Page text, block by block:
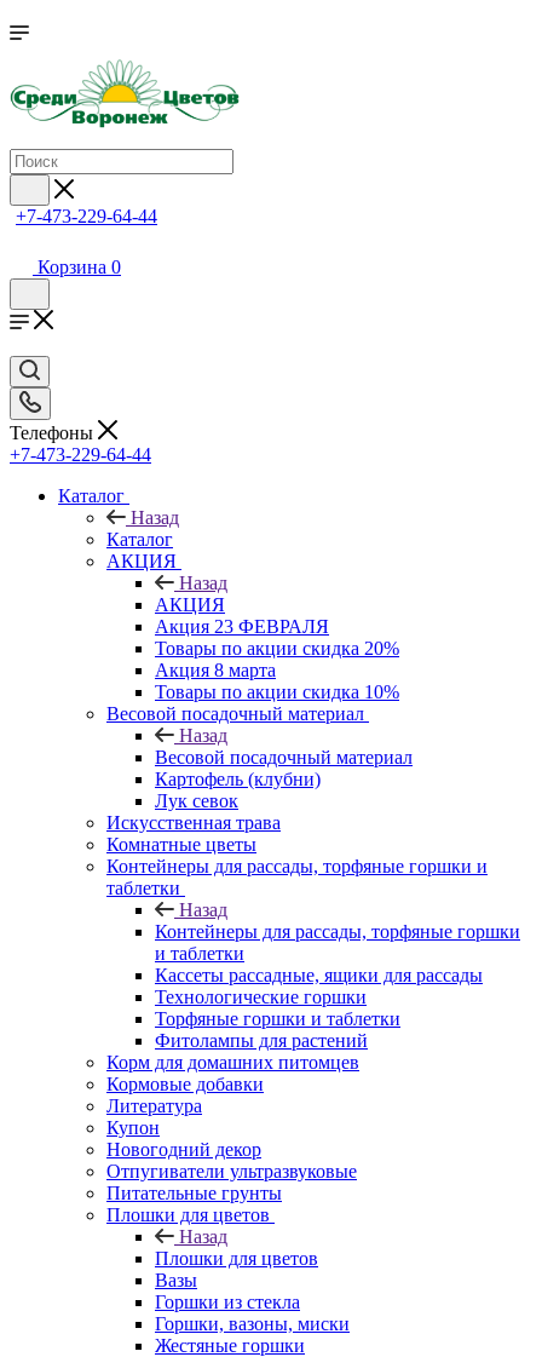
+7-473-229-64-44
Корзина 0
Телефоны
+7-473-229-64-44
Каталог
Назад
Каталог
АКЦИЯ
Назад
АКЦИЯ
Акция 23 ФЕВРАЛЯ
Товары по акции скидка 20%
Акция 8 марта
Товары по акции скидка 10%
Весовой посадочный материал
Назад
Весовой посадочный материал
Картофель (клубни)
Лук севок
Искусственная трава
Комнатные цветы
Контейнеры для рассады, торфяные горшки и
таблетки
Назад
Контейнеры для рассады, торфяные горшки
и таблетки
Кассеты рассадные, ящики для рассады
Технологические горшки
Торфяные горшки и таблетки
Фитолампы для растений
Корм для домашних питомцев
Кормовые добавки
Литература
Купон
Новогодний декор
Отпугиватели ультразвуковые
Питательные грунты
Плошки для цветов
Назад
Плошки для цветов
Вазы
Горшки из стекла
Горшки, вазоны, миски
Жестяные горшки